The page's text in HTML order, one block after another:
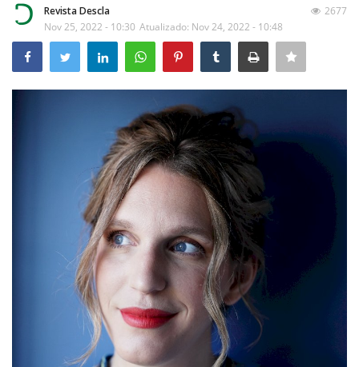
...by Descla
Desporto
Estatuto Editorial
Ficha técnica
Revista Descla
Nov 25, 2022 - 10:30 Atualizado: Nov 24, 2022 - 10:48
2677